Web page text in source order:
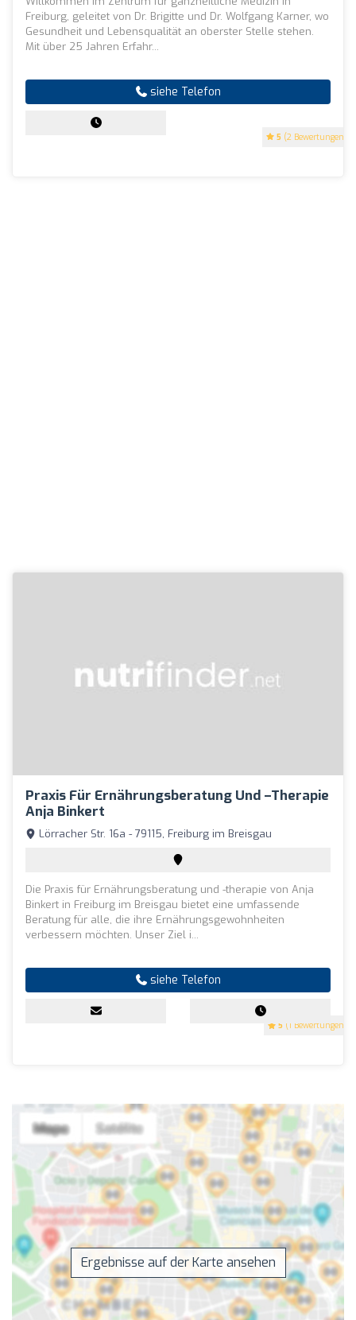
5 (2 Bewertungen)
Freiburg, geleitet von Dr. Brigitte und Dr. Wolfgang Karner, wo
Gesundheit und Lebensqualität an oberster Stelle stehen.
Mit über 25 Jahren Erfahr...
siehe Telefon
Praxis Für Ernährungsberatung Und –therapie
Anja Binkert
5 (1 Bewertungen)
Lörracher Str. 16a - 79115, Freiburg im Breisgau
Die Praxis für Ernährungsberatung und -therapie von Anja
Binkert in Freiburg im Breisgau bietet eine umfassende
Beratung für alle, die ihre Ernährungsgewohnheiten
verbessern möchten. Unser Ziel i...
siehe Telefon
Ergebnisse auf der Karte ansehen